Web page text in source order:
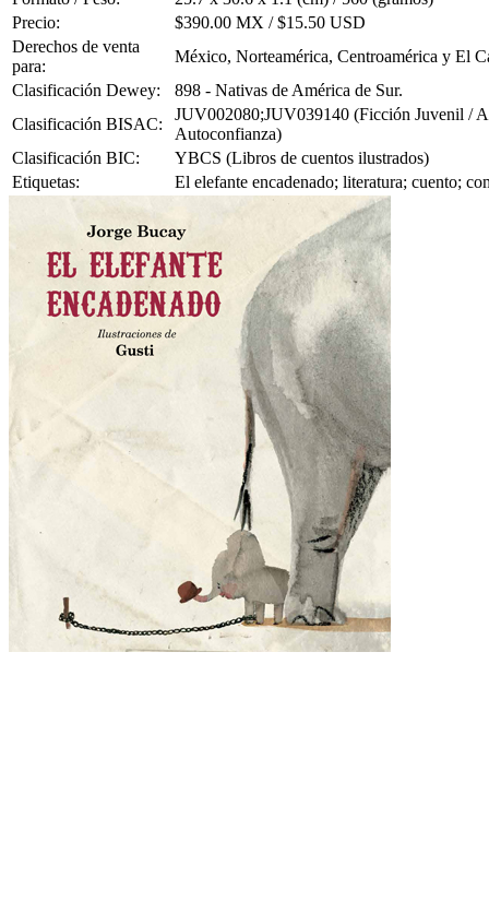
Precio:
$390.00 MX / $15.50 USD
Derechos de venta
para:
México, Norteamérica, Centroamérica y El
Clasificación Dewey:
898 - Nativas de América de Sur.
Clasificación BISAC:
JUV002080;JUV039140 (Ficción Juvenil /
Autoconfianza)
Clasificación BIC:
YBCS (Libros de cuentos ilustrados)
Etiquetas:
El elefante encadenado; literatura; cuento;